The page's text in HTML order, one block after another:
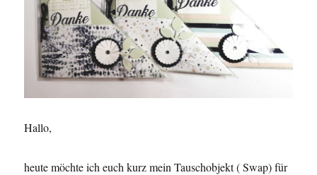
Hallo,
heute möchte ich euch kurz mein Tauschobjekt ( Swap) für